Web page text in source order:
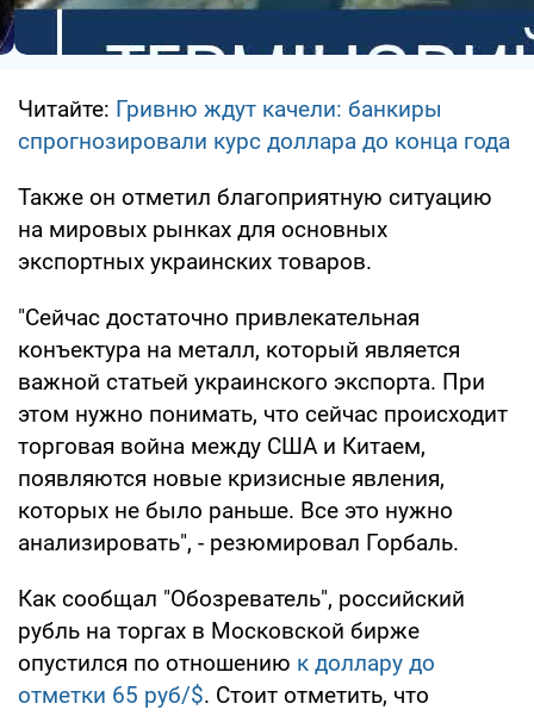
Читайте: Гривню ждут качели: банкиры
спрогнозировали курс доллара до конца года
Также он отметил благоприятную ситуацию
на мировых рынках для основных
экспортных украинских товаров.
"Сейчас достаточно привлекательная
конъектура на металл, который является
важной статьей украинского экспорта. При
этом нужно понимать, что сейчас происходит
торговая война между США и Китаем,
появляются новые кризисные явления,
которых не было раньше. Все это нужно
анализировать", - резюмировал Горбаль.
Как сообщал "Обозреватель", российский
рубль на торгах в Московской бирже
опустился по отношению к доллару до
отметки 65 руб/$. Стоит отметить, что